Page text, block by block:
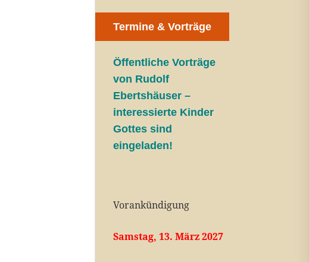
Termine & Vorträge
Öffentliche Vorträge
von Rudolf
Ebertshäuser –
interessierte Kinder
Gottes sind
eingeladen!
Vorankündigung
Samstag, 13. März 2027